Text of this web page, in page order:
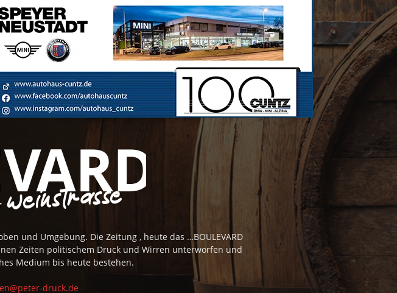
und Umgebung. Die Zeitung , heute das …BOULEVARD
Zeiten politischem Druck und Wirren unterworfen und
Medium bis heute bestehen.
druck.de